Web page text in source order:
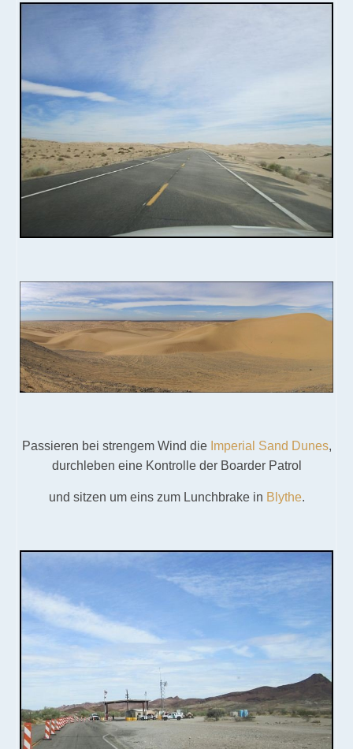
Passieren bei strengem Wind die Imperial Sand Dunes,
durchleben eine Kontrolle der Boarder Patrol
und sitzen um eins zum Lunchbrake in Blythe.